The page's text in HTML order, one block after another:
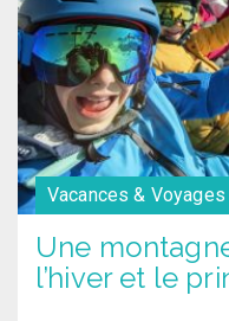
Vacances & Voyages
Une
l’hiver et le